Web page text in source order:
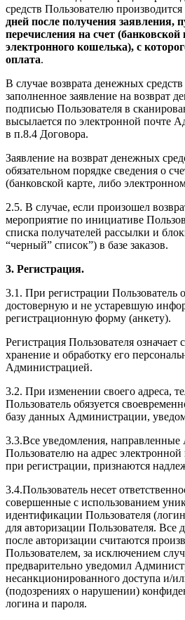
средств Пользователю производится
дней после получения заявления,
перечисления на счет (банковской
электронного кошелька), с
оплата.
В случае возврата денежных
заполненное заявление на возврат
подписью Пользователя в
высылается по электронной почте
в п.8.4 Договора.
Заявление на возврат денежных
обязательном порядке сведения о
(банковской карте, либо
2.5. В случае, если произошел
мероприятие по инициативе
списка получателей рассылки и
“черный” список”) в базе заказов.
3. Регистрация.
3.1. При регистрации Пользователь
достоверную и не устаревшую
регистрационную форму (анкету).
Регистрация Пользователя означает
хранение и обработку его
Администрацией.
3.2. При изменении своего адреса,
Пользователь обязуется
базу данных Администрации,
3.3.Все уведомления,
Пользователю на адрес
при регистрации, признаются
3.4.Пользователь несет
совершенные с использованием
идентификации Пользователя
для авторизации Пользователя.
после авторизации считаются
Пользователем, за исключением
предварительно уведомил
несанкционированного доступа и/
(подозрениях о нарушении)
логина и пароля.